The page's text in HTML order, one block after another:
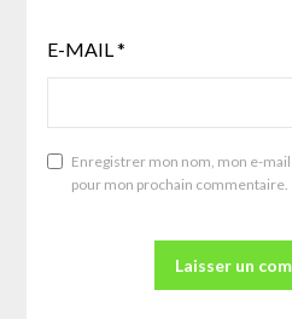
E-MAIL*
Enregistrer mon nom, mon e-
pour mon prochain commentaire.